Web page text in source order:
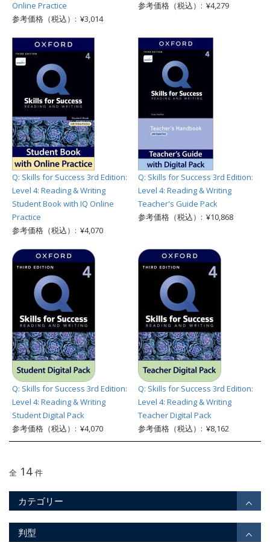
Online Practice
参考価格（税込）: ¥3,014
参考価格（税込）: ¥4,279
Q: Skills for Success 3rd Edition:
Level 4: Reading & Writing
Student Book with IQ Online
Practice
参考価格（税込）: ¥4,070
Q: Skills for Success 3rd Edition:
Level 4: Reading & Writing
Teacher's Guide Pack
参考価格（税込）: ¥10,868
Q: Skills for Success 3rd Edition:
Level 4: Reading & Writing
Student Digital Pack
参考価格（税込）: ¥4,070
Q: Skills for Success 3rd Edition:
Level 4: Reading & Writing
Teacher Digital Pack
参考価格（税込）: ¥8,162
全 14 件
カテゴリー
判型